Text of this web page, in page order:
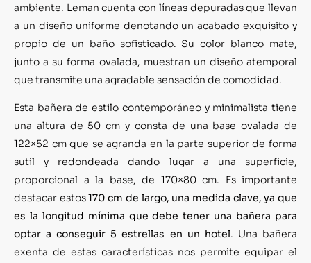
ambiente. Leman cuenta con líneas depuradas que llevan
a un diseño uniforme denotando un acabado exquisito y
propio de un baño sofisticado. Su color blanco mate,
junto a su forma ovalada, muestran un diseño atemporal
que transmite una agradable sensación de comodidad.
Esta bañera de estilo contemporáneo y minimalista tiene
una altura de 50 cm y consta de una base ovalada de
122×52 cm que se agranda en la parte superior de forma
sutil y redondeada dando lugar a una superficie,
proporcional a la base, de 170×80 cm. Es importante
destacar estos170 cm de largo, una medida clave, ya que
es la longitud mínima que debe tener una bañera para
optar a conseguir 5 estrellas en un hotel. Una bañera
exenta de estas características nos permite equipar el